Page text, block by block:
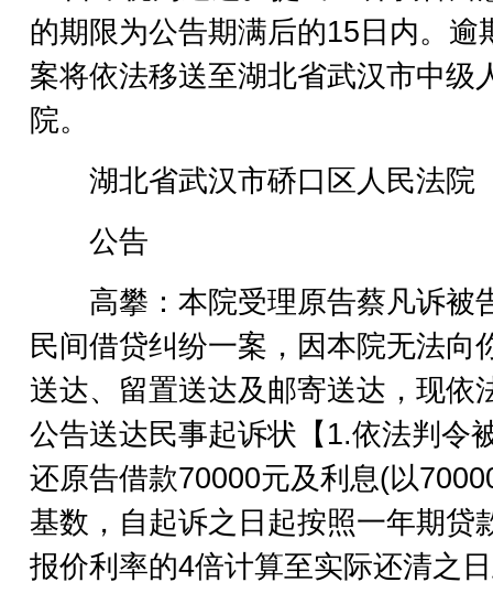
的期限为公告期满后的15日内。逾
案将依法移送至湖北省武汉市中级
院。
湖北省武汉市硚口区人民法院
公告
高攀：本院受理原告蔡凡诉被
民间借贷纠纷一案，因本院无法向
送达、留置送达及邮寄送达，现依
公告送达民事起诉状【1.依法判令
还原告借款70000元及利息(以
基数，自起诉之日起按照一年期贷
报价利率的4倍计算至实际还清之